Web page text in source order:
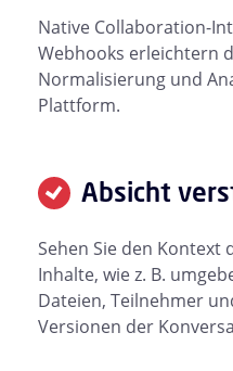
Native Collaboration-
Webhooks erleichtern
Normalisierung und
Plattform.
Absicht
Sehen Sie den Kontext
Inhalte, wie z. B.
Dateien, Teilnehmer
Versionen der